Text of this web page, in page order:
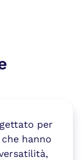
per
hanno